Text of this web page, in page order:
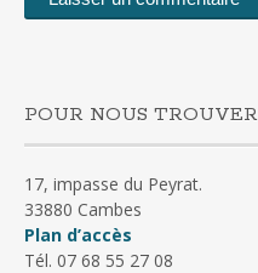
POUR NOUS TROUVER
17, impasse du Peyrat.
33880 Cambes
Plan d’accès
Tél. 07 68 55 27 08